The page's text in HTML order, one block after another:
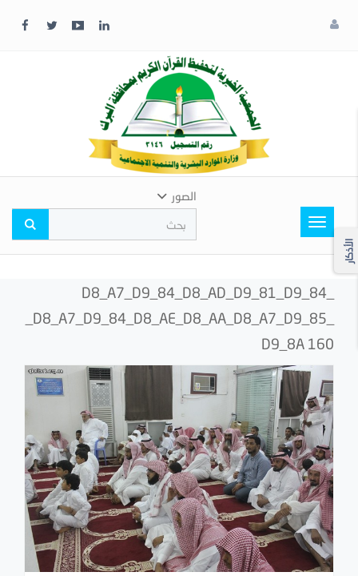
Toggle
navigation
الصور
الأذكار
_D8_A7_D9_84_D8_AD_D9_81_D9_84
_D8_A7_D9_84_D8_AE_D8_AA_D8_A7_D9_85_
D9_8A 160